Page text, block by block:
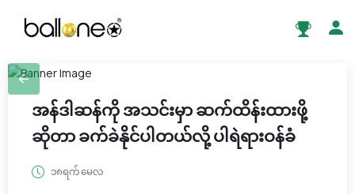
အန်ဒါဆန်ကို အသင်းမှာ ဆက်ထိန်းထားဖို့
ဆိုတာ ခက်ခဲနိုင်ပါတယ်လို့ ပါရဲရားဝန်ခံ
၁၈ရက် မေလ